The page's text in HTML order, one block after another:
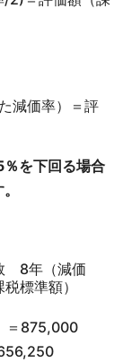
減価率）＝評
を下回る場合
8年（減価
標準額）
＝875,000